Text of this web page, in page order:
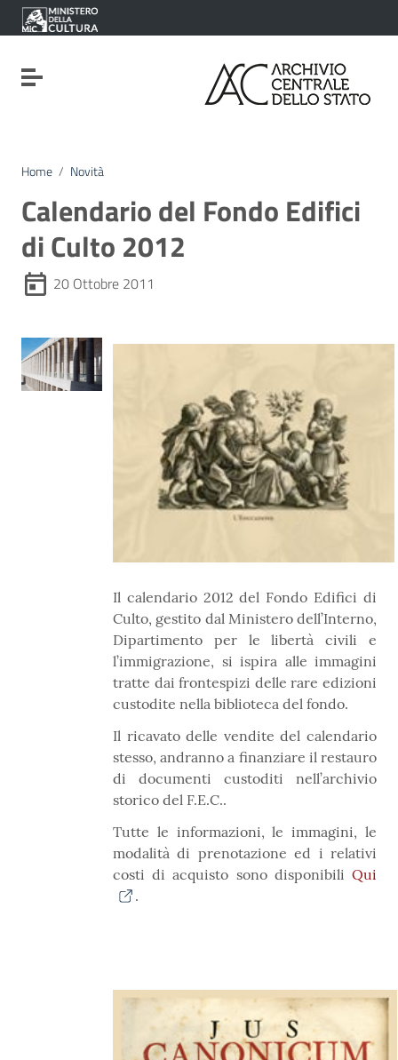
Vai ai contenuti
Vai al menu di navigazione
Vai al footer
Attiva / disattiva la navigazione
Home / Novità
Calendario del Fondo Edifici
di Culto 2012
20 Ottobre 2011
Il calendario 2012 del Fondo Edifici di
Culto, gestito dal Ministero dell’Interno,
Dipartimento per le libertà civili e
l’immigrazione, si ispira alle immagini
tratte dai frontespizi delle rare edizioni
custodite nella biblioteca del fondo.
Il ricavato delle vendite del calendario
stesso, andranno a finanziare il restauro
di documenti custoditi nell’archivio
storico del F.E.C..
Tutte le informazioni, le immagini, le
modalità di prenotazione ed i relativi
costi di acquisto sono disponibili Qui
.